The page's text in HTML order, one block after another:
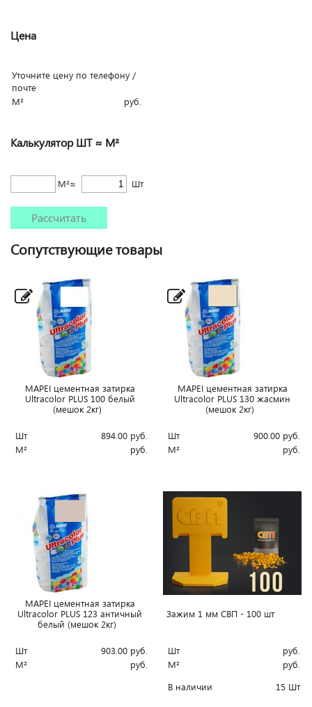
Цена
Уточните цену по телефону /
почте
М²
руб.
Калькулятор ШТ ≈ М²
М²≈ Шт
Рассчитать
Сопутствующие товары
MAPEI цементная затирка
Ultracolor PLUS 100 белый
(мешок 2кг)
Шт 894.00 руб.
М²
руб.
MAPEI цементная затирка
Ultracolor PLUS 130 жасмин
(мешок 2кг)
Шт 900.00 руб.
М²
руб.
MAPEI цементная затирка
Ultracolor PLUS 123 античный
белый (мешок 2кг)
Шт 903.00 руб.
М²
руб.
Зажим 1 мм СВП - 100 шт
Шт
руб.
М²
руб.
В наличии
15 Шт